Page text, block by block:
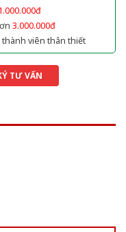
3.000.000đ
viên thân thiết
TƯ VẤN